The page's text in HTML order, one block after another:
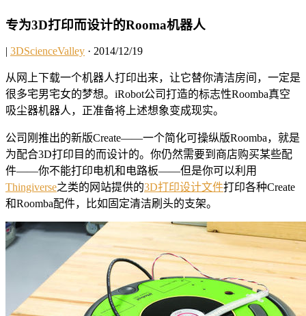
专为3D打印而设计的Rooma机器人
| 3DScienceValley · 2014/12/19
从网上下载一个机器人打印出来，让它替你清洁房间，一定是
很多宅男宅女的梦想。iRobot公司打造的标志性Roomba真空
吸尘器机器人，正准备将上述想象变成现实。
公司刚推出的新版Create——一个简化可操纵版Roomba，就是
为配合3D打印目的而设计的。你仍然需要到商店购买某些配
件——你不能打印电机和电路板——但是你可以利用
Thingiverse之类的网站提供的3D打印设计文件打印各种Create
和Roomba配件，比如固定清洁刷头的支架。